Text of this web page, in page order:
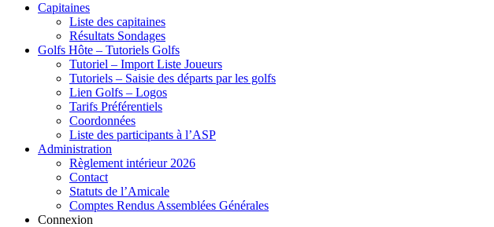
Capitaines
Liste des capitaines
Résultats Sondages
Golfs Hôte – Tutoriels Golfs
Tutoriel – Import Liste Joueurs
Tutoriels – Saisie des départs par les golfs
Lien Golfs – Logos
Tarifs Préférentiels
Coordonnées
Liste des participants à l’ASP
Administration
Règlement intérieur 2026
Contact
Statuts de l’Amicale
Comptes Rendus Assemblées Générales
Connexion